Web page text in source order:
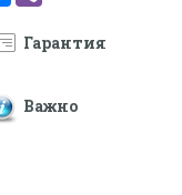
Гарантия
Важно